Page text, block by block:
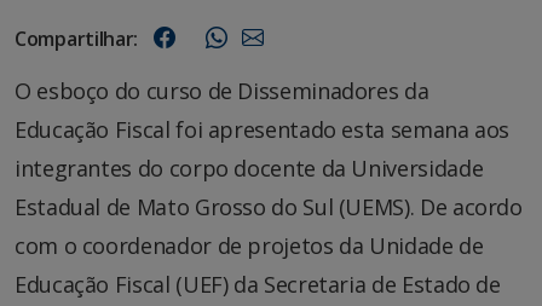
Compartilhar:
O esboço do curso de Disseminadores da
Educação Fiscal foi apresentado esta semana aos
integrantes do corpo docente da Universidade
Estadual de Mato Grosso do Sul (UEMS). De acordo
com o coordenador de projetos da Unidade de
Educação Fiscal (UEF) da Secretaria de Estado de